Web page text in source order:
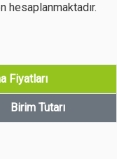
hesaplanmaktadır.
Fiyatları
Birim Tutarı